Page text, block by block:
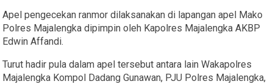
Apel pengecekan ranmor dilaksanakan di lapangan apel Mako
Polres Majalengka dipimpin oleh Kapolres Majalengka AKBP
Edwin Affandi.
Turut hadir pula dalam apel tersebut antara lain Wakapolres
Majalengka Kompol Dadang Gunawan, PJU Polres Majalengka,